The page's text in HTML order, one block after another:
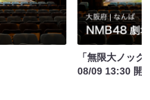
「無限大ノック
08/09 13:30 開